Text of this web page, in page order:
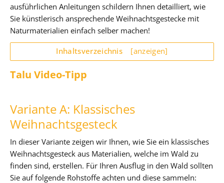
ausführlichen Anleitungen schildern Ihnen detailliert, wie
Sie künstlerisch ansprechende Weihnachtsgestecke mit
Naturmaterialien einfach selber machen!
Inhaltsverzeichnis [anzeigen]
Talu Video-Tipp
Variante A: Klassisches
Weihnachtsgesteck
In dieser Variante zeigen wir Ihnen, wie Sie ein klassisches
Weihnachtsgesteck aus Materialien, welche im Wald zu
finden sind, erstellen. Für Ihren Ausflug in den Wald sollten
Sie auf folgende Rohstoffe achten und diese sammeln: